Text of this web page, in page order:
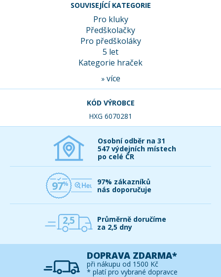
SOUVISEJÍCÍ KATEGORIE
Pro kluky
Předškolačky
Pro předškoláky
5 let
Kategorie hraček
» více
KÓD VÝROBCE
HXG 6070281
Osobní odběr na 31
547 výdejních místech
po celé ČR
97
97% zákazníků
nás doporučuje
2,5
Průměrně doručíme
za 2,5 dny
DOPRAVA ZDARMA*
při nákupu od 1500 Kč
* platí pro vybrané dopravce